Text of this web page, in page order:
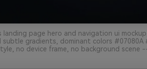
landing page hero and navigation ui
gradients, dominant colors #07080A
no device frame, no background scene